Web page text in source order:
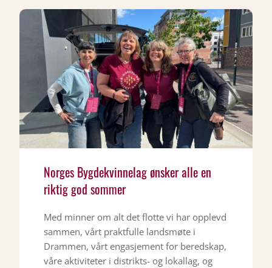
Norges Bygdekvinnelag ønsker alle en
riktig god sommer
Med minner om alt det flotte vi har opplevd
sammen, vårt praktfulle landsmøte i
Drammen, vårt engasjement for beredskap,
våre aktiviteter i distrikts- og lokallag, og